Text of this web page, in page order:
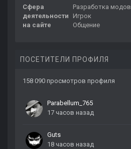
Сфера
деятельности
на сайте
Разработка модов
Игрок
Общение
ПОСЕТИТЕЛИ ПРОФИЛЯ
158 090 просмотров профиля
Parabellum_765
17 часов назад
Guts
18 часов назад